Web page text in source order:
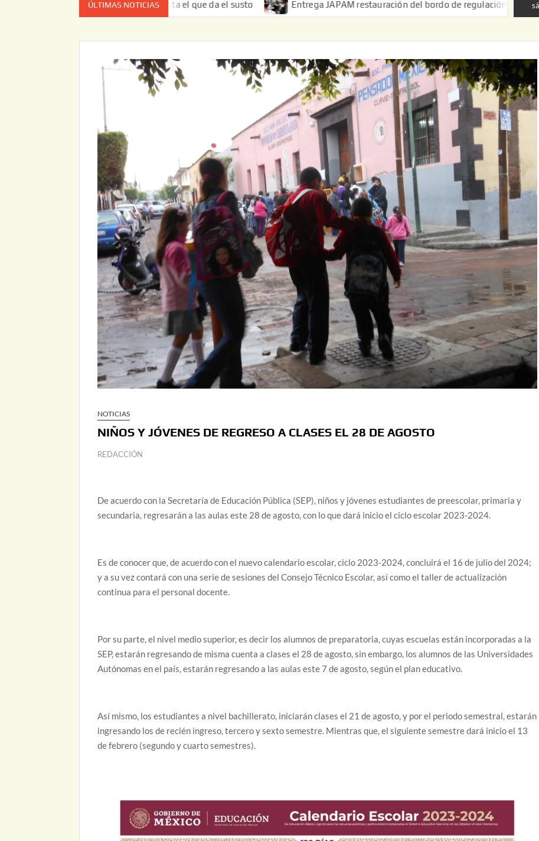
ÚLTIMAS NOTICIAS
no es el estado de cuenta el que da el susto Entrega JAPAM restauración del bordo de regulación en el Ejido de Puerta
NOTICIAS
NIÑOS Y JÓVENES DE REGRESO A CLASES EL 28 DE AGOSTO
REDACCIÓN
De acuerdo con la Secretaría de Educación Pública (SEP), niños y jóvenes estudiantes de preescolar, primaria y
secundaria, regresarán a las aulas este 28 de agosto, con lo que dará inicio el ciclo escolar 2023-2024.
Es de conocer que, de acuerdo con el nuevo calendario escolar, ciclo 2023-2024, concluirá el 16 de julio del 2024;
y a su vez contará con una serie de sesiones del Consejo Técnico Escolar, así como el taller de actualización
continua para el personal docente.
Por su parte, el nivel medio superior, es decir los alumnos de preparatoria, cuyas escuelas están incorporadas a la
SEP, estarán regresando de misma cuenta a clases el 28 de agosto, sin embargo, los alumnos de las Universidades
Autónomas en el país, estarán regresando a las aulas este 7 de agosto, según el plan educativo.
Así mismo, los estudiantes a nivel bachillerato, iniciarán clases el 21 de agosto, y por el periodo semestral, estarán
ingresando los de recién ingreso, tercero y sexto semestre. Mientras que, el siguiente semestre dará inicio el 13
de febrero (segundo y cuarto semestres).